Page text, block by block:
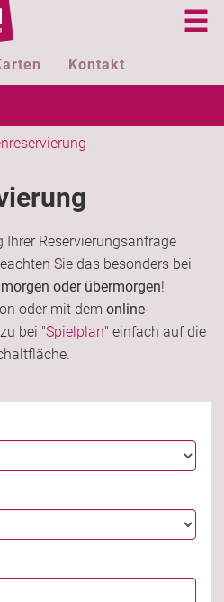
Kontakt
Ihrer Reservierungsanfrage
Sie das besonders bei
oder übermorgen!
oder mit dem online-
bei "Spielplan" einfach auf die